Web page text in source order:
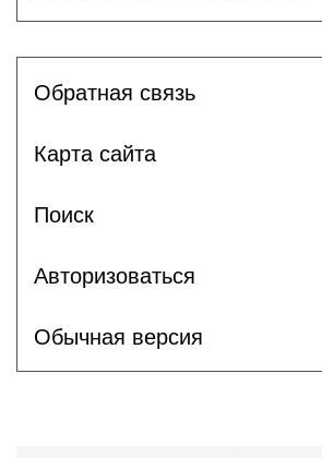
Обратная связь
Карта сайта
Поиск
Авторизоваться
Обычная версия